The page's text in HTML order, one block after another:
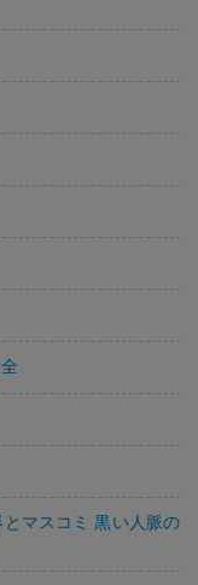
マスコミ 黒い人脈の